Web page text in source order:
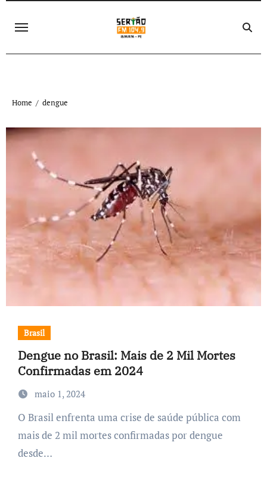
Home dengue
Brasil
Dengue no Brasil: Mais de 2 Mil Mortes
Confirmadas em 2024
maio 1, 2024
O Brasil enfrenta uma crise de saúde pública com
mais de 2 mil mortes confirmadas por dengue
desde…